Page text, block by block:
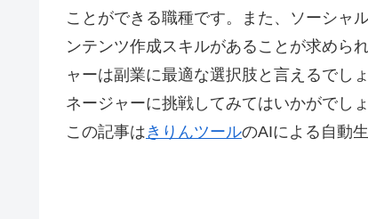
ことができる職種です。また、ソーシャ
ンテンツ作成スキルがあることが求めら
ャーは副業に最適な選択肢と言えるでし
ネージャーに挑戦してみてはいかがでし
この記事はきりんツールのAIによる自動